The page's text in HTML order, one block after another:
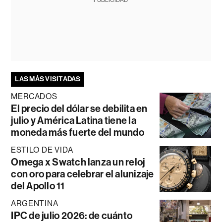
LAS MÁS VISITADAS
MERCADOS
El precio del dólar se debilita en
julio y América Latina tiene la
moneda más fuerte del mundo
ESTILO DE VIDA
Omega x Swatch lanza un reloj
con oro para celebrar el alunizaje
del Apollo 11
ARGENTINA
IPC de julio 2026: de cuánto